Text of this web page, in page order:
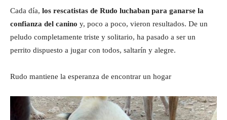
Cada día, los rescatistas de Rudo luchaban para ganarse la
confianza del canino y, poco a poco, vieron resultados. De un
peludo completamente triste y solitario, ha pasado a ser un
perrito dispuesto a jugar con todos, saltarín y alegre.
Rudo mantiene la esperanza de encontrar un hogar